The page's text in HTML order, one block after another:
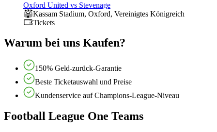
Oxford United vs Stevenage
Kassam Stadium, Oxford, Vereinigtes Königreich
Tickets
Warum bei uns Kaufen?
150% Geld-zurück-Garantie
Beste Ticketauswahl und Preise
Kundenservice auf Champions-League-Niveau
Football League One Teams